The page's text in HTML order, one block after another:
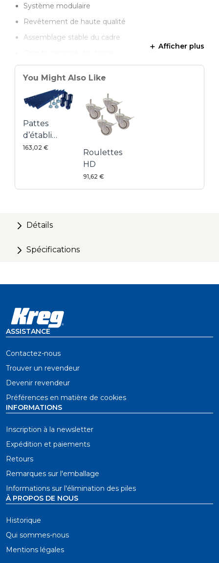
Système modulaire
Revêtement de haute qualité
Assemblage stable du cadre
Afficher plus
You Might Also Like
Pattes
d’établi
universel
163,02 €
Roulettes
HD
91,62 €
Détails
Spécifications
ASSISTANCE
Contactez-nous
Trouver un revendeur
Devenir revendeur
Préférences en matière de cookies
INFORMATIONS
Inscription à la newsletter
Expédition et paiements
Retours
Remarques sur l'emballage
Informations sur l'élimination des piles
À PROPOS DE NOUS
Historique
Qui sommes-nous
Mentions légales